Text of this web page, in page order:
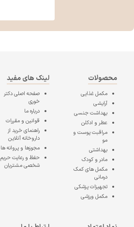
محصولات
مکمل غذایی
آرایشی
بهداشت جنسی
عطر و ادکلن
مراقبت پوست و
مو
بهداشتی
مادر و کودک
مکمل های کمک
درمانی
تجهیزات پزشکی
مکمل ورزشی
لینک های مفید
صفحه اصلیدکتر
خوری
درباره ما
قوانین و مقررات
راهنمای خرید از
داروخانه آنلاین
مجوزها و پروانه ها
حفظ و رعایت حریم
شخصی مشتریان